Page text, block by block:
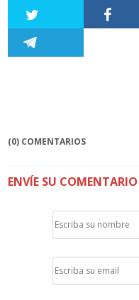
(0) COMENTARIOS
ENVÍE SU COMENTARIO